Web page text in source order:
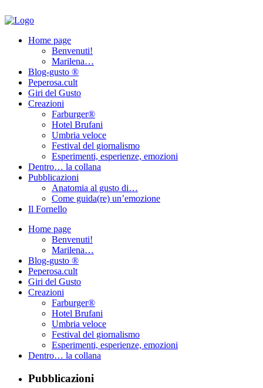
Home page
Benvenuti!
Marilena…
Blog-gusto ®
Peperosa.cult
Giri del Gusto
Creazioni
Farburger®
Hotel Brufani
Umbria veloce
Festival del giornalismo
Esperimenti, esperienze, emozioni
Dentro… la collana
Pubblicazioni
Anatomia al gusto di…
Come guida(re) un’emozione
Il Fornello
Home page
Benvenuti!
Marilena…
Blog-gusto ®
Peperosa.cult
Giri del Gusto
Creazioni
Farburger®
Hotel Brufani
Umbria veloce
Festival del giornalismo
Esperimenti, esperienze, emozioni
Dentro… la collana
Pubblicazioni